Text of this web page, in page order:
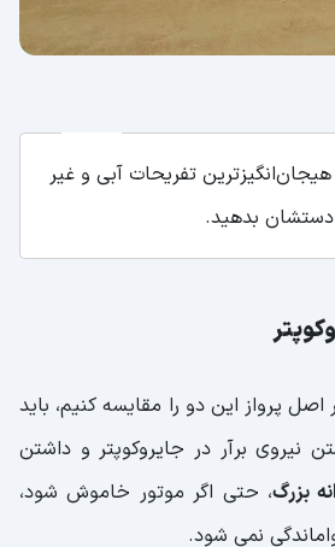
تفریحات آبی و غیر
دستشان بدهید.
پرواز اين دو را مقايسه كنيم، بايد
نيروی برآر در جايروكوپتر و داشتن
بزرگ، حتی اگر موتور خاموش شود،
نمی شود.